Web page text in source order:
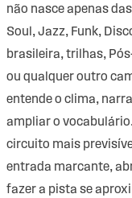
não nasce apenas
Soul, Jazz, Funk,
brasileira, trilhas,
ou qualquer outro
entende o clima,
ampliar o
circuito mais
entrada marcante,
fazer a pista se